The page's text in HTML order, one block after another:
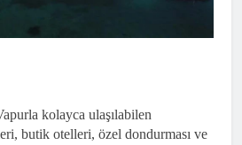
kolayca ulaşılabilen
butik otelleri, özel dondurması ve